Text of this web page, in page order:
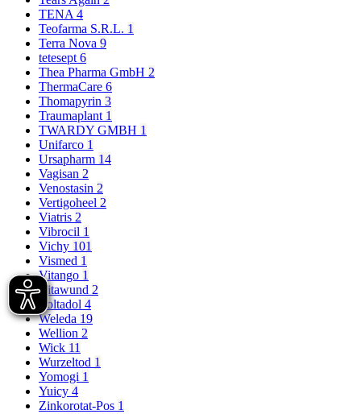
TENA 4
Teofarma S.R.L. 1
Terra Nova 9
tetesept 6
Thea Pharma GmbH 2
ThermaCare 6
Thomapyrin 3
Traumaplant 1
TWARDY GMBH 1
Unifarco 1
Ursapharm 14
Vagisan 2
Venostasin 2
Vertigoheel 2
Viatris 2
Vibrocil 1
Vichy 101
Vismed 1
Vitango 1
Vitawund 2
Voltadol 4
Weleda 19
Wellion 2
Wick 11
Wurzeltod 1
Yomogi 1
Yuicy 4
Zinkorotat-Pos 1